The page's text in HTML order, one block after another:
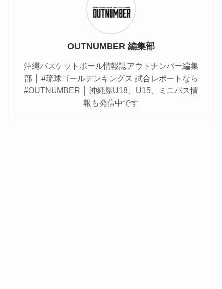
OUTNUMBER 編集部
沖縄バスケットボール情報誌アウトナンバー編集
部 │ #琉球ゴールデンキングス 試合レポートなら
#OUTNUMBER │ 沖縄県U18、U15、ミニバス情
報も発信中です